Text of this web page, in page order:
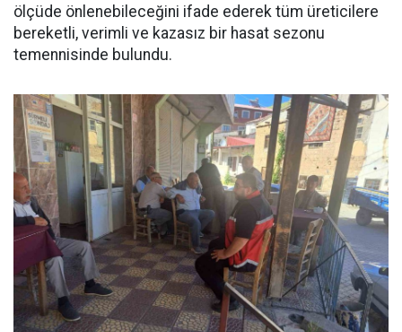
ölçüde önlenebileceğini ifade ederek tüm üreticilere
bereketli, verimli ve kazasız bir hasat sezonu
temennisinde bulundu.